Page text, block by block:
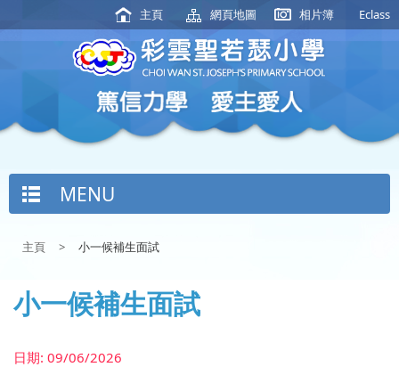
主頁 網頁地圖 相片簿 Eclass
MENU
主頁 > 小一候補生面試
小一候補生面試
日期: 09/06/2026